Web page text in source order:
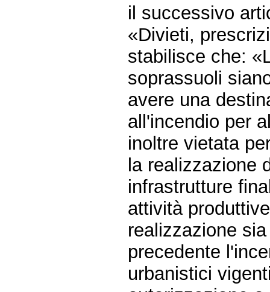
il successivo
«Divieti,
stabilisce che:
soprassuoli
avere una
all'incendio per
inoltre vietata
la realizzazione
infrastrutture
attività
realizzazione
precedente
urbanistici